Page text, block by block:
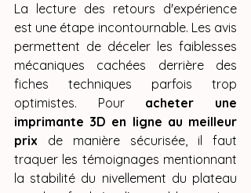
La lecture des retours d'expérience
est une étape incontournable. Les avis
permettent de déceler les faiblesses
mécaniques cachées derrière des
fiches techniques parfois trop
optimistes. Pour acheter une
imprimante 3D en ligne au meilleur
prix de manière sécurisée, il faut
traquer les témoignages mentionnant
la stabilité du nivellement du plateau